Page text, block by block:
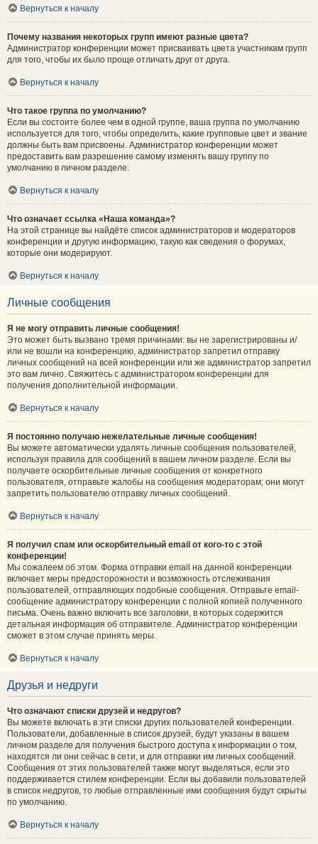
Вернуться к началу
Почему названия некоторых групп имеют разные цвета?
Администратор конференции может присваивать цвета участникам групп
для того, чтобы их было проще отличать друг от друга.
Вернуться к началу
Что такое группа по умолчанию?
Если вы состоите более чем в одной группе, ваша группа по умолчанию
используется для того, чтобы определить, какие групповые цвет и звание
должны быть вам присвоены. Администратор конференции может
предоставить вам разрешение самому изменять вашу группу по
умолчанию в личном разделе.
Вернуться к началу
Что означает ссылка «Наша команда»?
На этой странице вы найдёте список администраторов и модераторов
конференции и другую информацию, такую как сведения о форумах,
которые они модерируют.
Вернуться к началу
Личные сообщения
Я не могу отправить личные сообщения!
Это может быть вызвано тремя причинами: вы не зарегистрированы и/
или не вошли на конференцию, администратор запретил отправку
личных сообщений на всей конференции или же администратор запретил
это вам лично. Свяжитесь с администратором конференции для
получения дополнительной информации.
Вернуться к началу
Я постоянно получаю нежелательные личные сообщения!
Вы можете автоматически удалять личные сообщения пользователей,
используя правила для сообщений в вашем личном разделе. Если вы
получаете оскорбительные личные сообщения от конкретного
пользователя, отправьте жалобы на сообщения модераторам; они могут
запретить пользователю отправку личных сообщений.
Вернуться к началу
Я получил спам или оскорбительный email от кого-то с этой
конференции!
Мы сожалеем об этом. Форма отправки email на данной конференции
включает меры предосторожности и возможность отслеживания
пользователей, отправляющих подобные сообщения. Отправьте email-
сообщение администратору конференции с полной копией полученного
письма. Очень важно включить все заголовки, в которых содержится
детальная информация об отправителе. Администратор конференции
сможет в этом случае принять меры.
Вернуться к началу
Друзья и недруги
Что означают списки друзей и недругов?
Вы можете включать в эти списки других пользователей конференции.
Пользователи, добавленные в список друзей, будут указаны в вашем
личном разделе для получения быстрого доступа к информации о том,
находятся ли они сейчас в сети, и для отправки им личных сообщений.
Сообщения от этих пользователей также могут выделяться, если это
поддерживается стилем конференции. Если вы добавили пользователей
в список недругов, то любые отправленные ими сообщения будут скрыты
по умолчанию.
Вернуться к началу